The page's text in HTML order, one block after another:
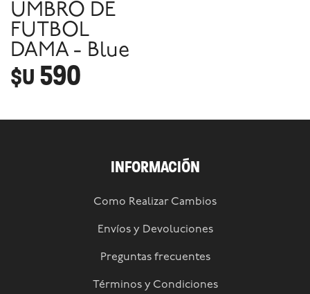
UMBRO DE
FUTBOL
DAMA - Blue
$U 590
INFORMACIÓN
Como Realizar Cambios
Envíos y Devoluciones
Preguntas frecuentes
Términos y Condiciones